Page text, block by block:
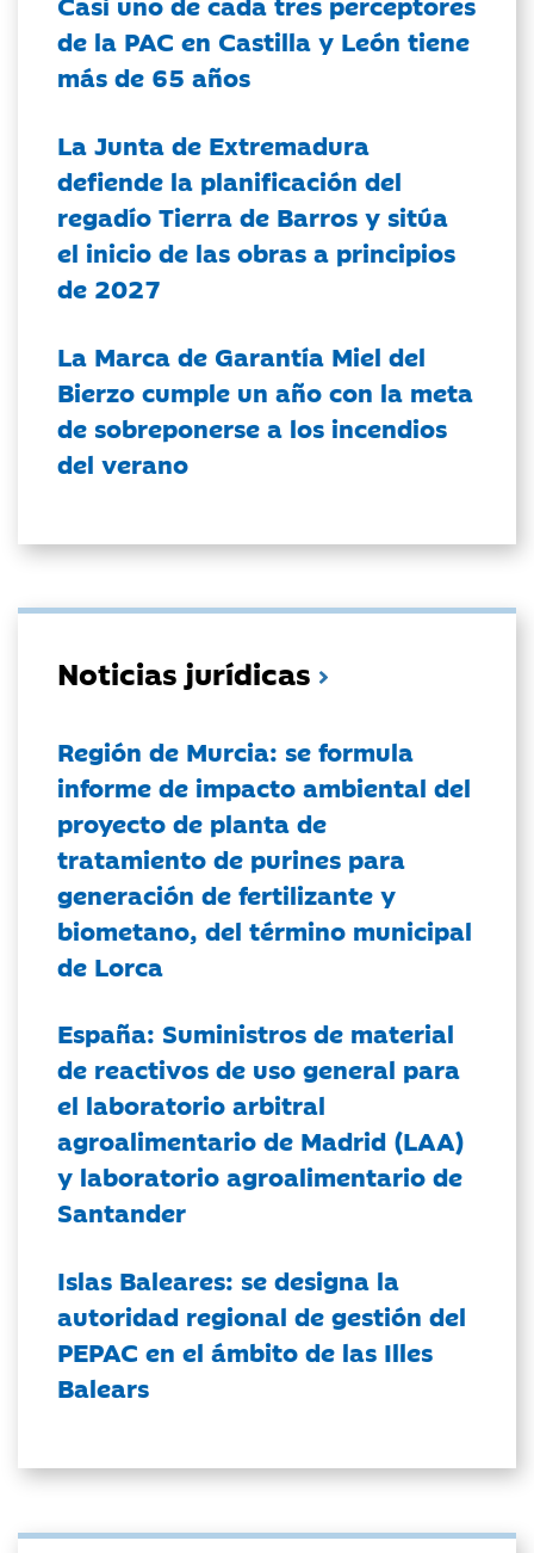
de la PAC en Castilla y León tiene
más de 65 años
La Junta de Extremadura
defiende la planificación del
regadío Tierra de Barros y sitúa
el inicio de las obras a principios
de 2027
La Marca de Garantía Miel del
Bierzo cumple un año con la meta
de sobreponerse a los incendios
del verano
Noticias jurídicas
Región de Murcia: se formula
informe de impacto ambiental del
proyecto de planta de
tratamiento de purines para
generación de fertilizante y
biometano, del término municipal
de Lorca
España: Suministros de material
de reactivos de uso general para
el laboratorio arbitral
agroalimentario de Madrid (LAA)
y laboratorio agroalimentario de
Santander
Islas Baleares: se designa la
autoridad regional de gestión del
PEPAC en el ámbito de las Illes
Balears